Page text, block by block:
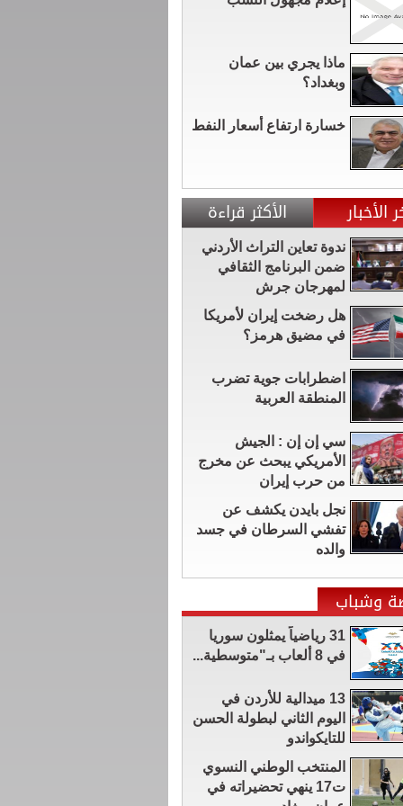
ماذا يجري بين عمان
وبغداد؟
خسارة ارتفاع أسعار النفط
الأخبار الأكثر قراءة
ندوة تعاين التراث الأردني
ضمن البرنامج الثقافي
لمهرجان جرش
هل رضخت إيران لأمريكا
في مضيق هرمز؟
اضطرابات جوية تضرب
المنطقة العربية
سي إن إن : الجيش
الأمريكي يبحث عن مخرج
من حرب إيران
نجل بايدن يكشف عن
تفشي السرطان في جسد
والده
وشباب
31 رياضياً يمثلون سوريا
في 8 ألعاب بـ"متوسطية...
13 ميدالية للأردن في
اليوم الثاني لبطولة الحسن
للتايكواندو
المنتخب الوطني النسوي
ت17 ينهي تحضيراته في